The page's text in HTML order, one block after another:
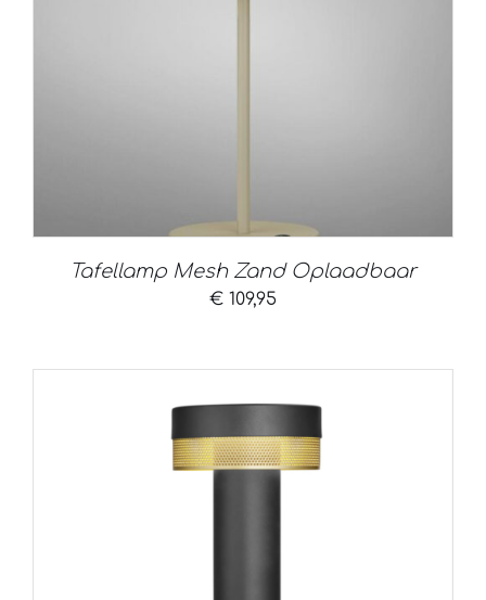
Tafellamp Mesh Zand Oplaadbaar
€ 109,95